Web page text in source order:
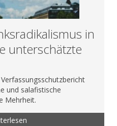
in
unterschätzte
und salafistische
Mehrheit.